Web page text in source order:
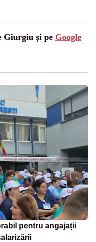
Giurgiu și pe Google
pentru angajații